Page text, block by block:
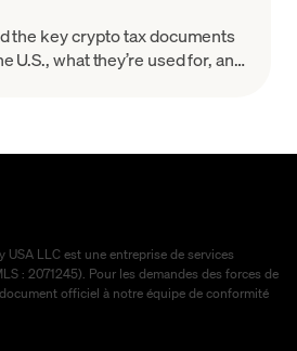
the key crypto tax documents
U.S., what they’re used for, and
USA LLC est une entreprise de services
: 2071245). Pour les demandes des forces de
officiel à notre équipe de conformité